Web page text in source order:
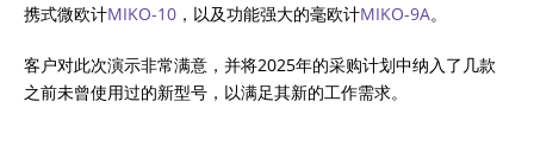
热运行测试（冷却测试）
携式微欧计MIKO-10 ，以及功能强大的毫欧计MIKO-9A。
客户对此次演示非常满意，并将2025年的采购计划中纳入了几款
之前未曾使用过的新型号，以满足其新的工作需求。